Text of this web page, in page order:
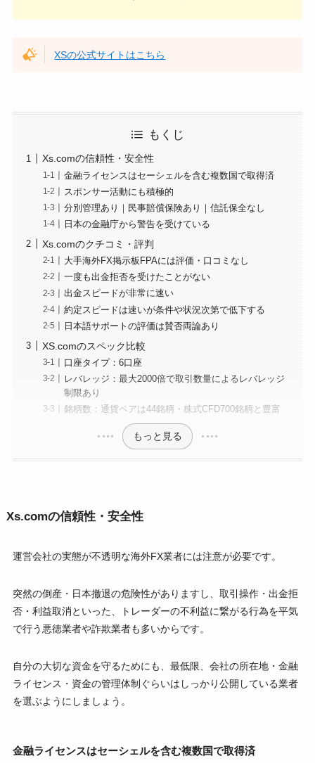
XSの公式サイトはこちら
もくじ
Xs.comの信頼性・安全性
金融ライセンスはセーシェルを含む複数国で取得済
スポンサー活動にも積極的
分別管理あり｜民事賠償保険あり｜信託保全なし
日本の金融庁から警告を受けている
Xs.comのクチコミ・評判
大手海外FX掲示板FPAには評価・口コミなし
一度も出金拒否を受けたことがない
出金スピードが非常に速い
約定スピードは速いが条件や状況次第で低下する
日本語サポートの評価は賛否両論あり
XS.comのスペック比較
口座タイプ：6口座
レバレッジ：最大2000倍で取引数量によるレバレッジ
制限あり
銘柄数：通貨ペアは44銘柄・株式CFD700銘柄と豊富
もっと見る
Xs.comの信頼性・安全性
運営会社の実態が不透明な海外FX業者には注意が必要です。
突然の倒産・日本撤退の危険性がありますし、取引操作・出金拒
否・利益取消といった、トレーダーの不利益に繋がる行為を平気
で行う悪徳業者や詐欺業者も多いからです。
自分の大切な資金を守るためにも、最低限、会社の所在地・金融
ライセンス・資金の管理体制ぐらいはしっかり公開している業者
を選ぶようにしましょう。
金融ライセンスはセーシェルを含む複数国で取得済